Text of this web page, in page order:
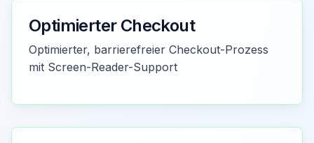
Optimierter Checkout
Optimierter, barrierefreier Checkout-Prozess
mit Screen-Reader-Support